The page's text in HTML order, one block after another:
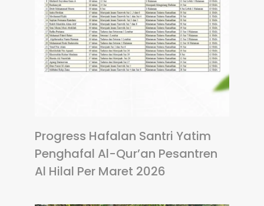
Progress Hafalan Santri Yatim
Penghafal Al-Qur’an Pesantren
Al Hilal Per Maret 2026